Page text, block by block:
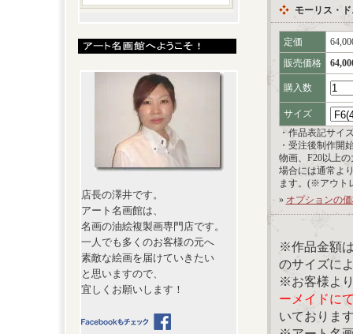
店長の澤井です。
アート名画館は、
名画の油絵複製画専門店です。
一人でも多くのお客様の元へ
素敵な絵画を届けていきたい
と思いますので、
宜しくお願いします！
モーリス・
定価
販売価格
購入数
サイズ
・作品表記サイ
・受注後制作開
物画、F20以上
場合には通常よ
ます。(※アウト
» オプションの
※作品金額
のサイズに
※お客様よ
ーメイドに
いておりま